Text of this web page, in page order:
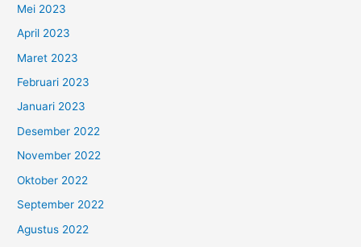
Mei 2023
April 2023
Maret 2023
Februari 2023
Januari 2023
Desember 2022
November 2022
Oktober 2022
September 2022
Agustus 2022